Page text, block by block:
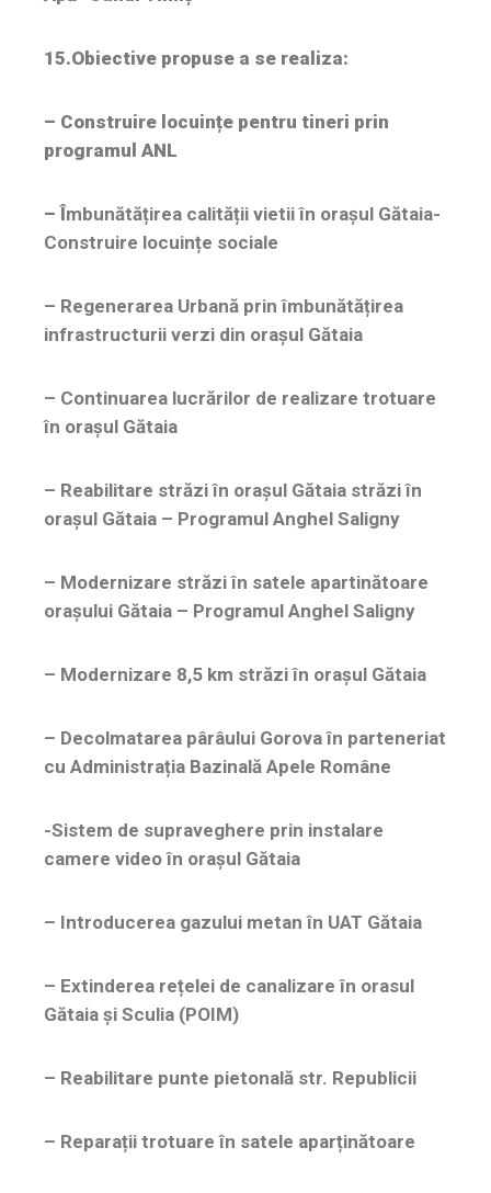
15.Obiective propuse a se realiza:
– Construire locuințe pentru tineri prin
programul ANL
– Îmbunătățirea calității vietii în orașul Gătaia-
Construire locuințe sociale
– Regenerarea Urbană prin îmbunătățirea
infrastructurii verzi din orașul Gătaia
– Continuarea lucrărilor de realizare trotuare
în orașul Gătaia
– Reabilitare străzi în orașul Gătaia străzi în
orașul Gătaia – Programul Anghel Saligny
– Modernizare străzi în satele apartinătoare
orașului Gătaia – Programul Anghel Saligny
– Modernizare 8,5 km străzi în orașul Gătaia
– Decolmatarea pârâului Gorova în parteneriat
cu Administrația Bazinală Apele Române
-Sistem de supraveghere prin instalare
camere video în orașul Gătaia
– Introducerea gazului metan în UAT Gătaia
– Extinderea rețelei de canalizare în orasul
Gătaia și Sculia (POIM)
– Reabilitare punte pietonală str. Republicii
– Reparații trotuare în satele aparținătoare